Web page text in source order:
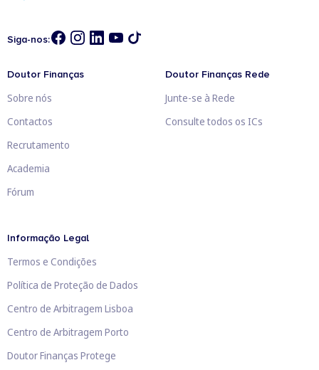
Siga-nos:
Doutor Finanças
Sobre nós
Contactos
Recrutamento
Academia
Fórum
Doutor Finanças Rede
Junte-se à Rede
Consulte todos os ICs
Informação Legal
Termos e Condições
Política de Proteção de Dados
Centro de Arbitragem Lisboa
Centro de Arbitragem Porto
Doutor Finanças Protege